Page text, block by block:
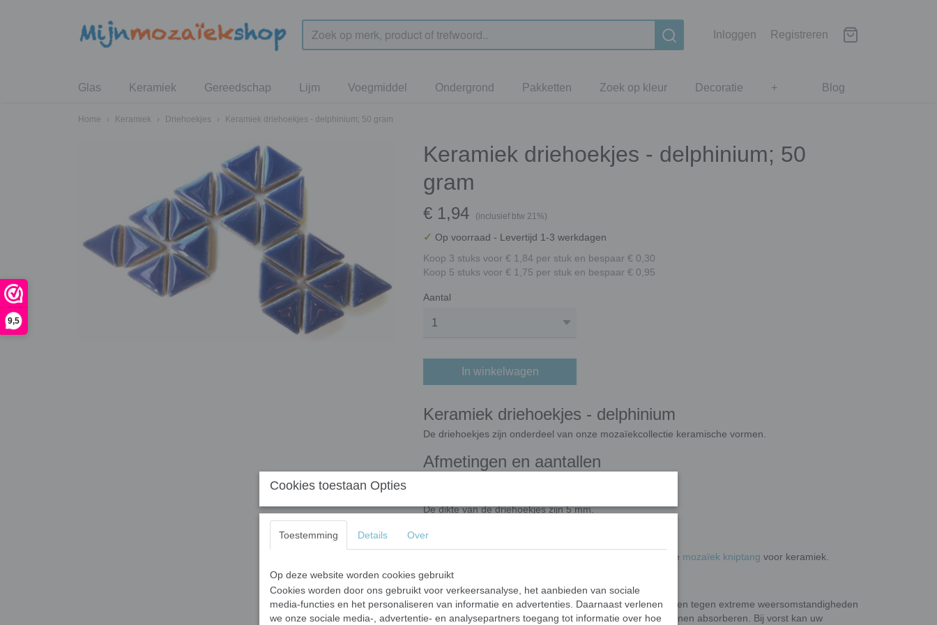
9,5
Inloggen Registreren
Blog
Glas Keramiek Gereedschap Lijm Voegmiddel Ondergrond Pakketten Zoek op kleur Decoratie +
Home › Keramiek › Driehoekjes › Keramiek driehoekjes - delphinium; 50 gram
Keramiek driehoekjes - delphinium; 50
gram
€ 1,94 (inclusief btw 21%)
✓ Op voorraad - Levertijd 1-3 werkdagen
Koop 3 stuks voor € 1,84 per stuk en bespaar € 0,30
Koop 5 stuks voor € 1,75 per stuk en bespaar € 0,95
Aantal
In winkelwagen
Keramiek driehoekjes - delphinium
De driehoekjes zijn onderdeel van onze mozaïekcollectie keramische vormen.
Afmetingen en aantallen
De dikte van de driehoekjes zijn 5 mm.
Op maat knippen
Mocht u de driehoekjes willen knippen dan kan dat met de mozaïek kniptang voor keramiek.
Bij gebruik buiten
Het is aan te raden om uw mozaïekwerkstuk te beschermen tegen extreme weersomstandigheden
zoals vorst. Dit omdat de driehoekjes eventueel vocht kunnen absorberen. Bij vorst kan uw
Cookies toestaan Opties
Toestemming Details Over
Op deze website worden cookies gebruikt
Cookies worden door ons gebruikt voor verkeersanalyse, het aanbieden van sociale
media-functies en het personaliseren van informatie en advertenties. Daarnaast verlenen
we onze sociale media-, advertentie- en analysepartners toegang tot informatie over hoe